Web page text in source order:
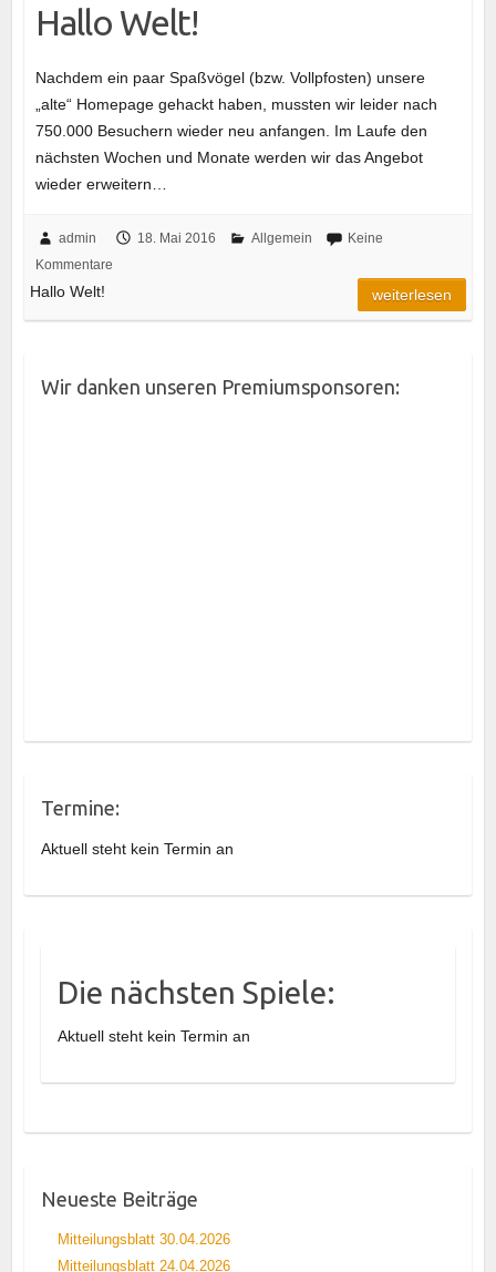
Hallo Welt!
Nachdem ein paar Spaßvögel (bzw. Vollpfosten) unsere
„alte“ Homepage gehackt haben, mussten wir leider nach
750.000 Besuchern wieder neu anfangen. Im Laufe den
nächsten Wochen und Monate werden wir das Angebot
wieder erweitern…
admin 18. Mai 2016 Allgemein
Keine
Kommentare
Hallo Welt! weiterlesen
Wir danken unseren Premiumsponsoren:
Termine:
Aktuell steht kein Termin an
Die nächsten Spiele:
Aktuell steht kein Termin an
Neueste Beiträge
Mitteilungsblatt 30.04.2026
Mitteilungsblatt 24.04.2026